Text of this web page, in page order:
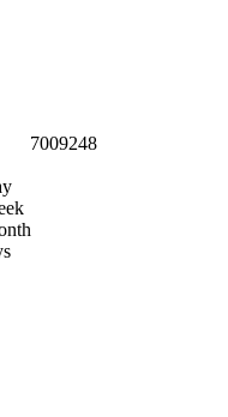
7009248